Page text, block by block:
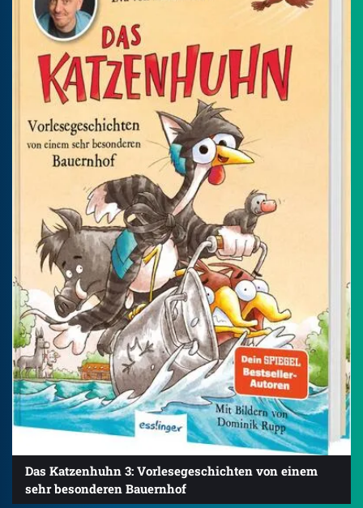
Das Katzenhuhn 3: Vorlesegeschichten von einem
sehr besonderen Bauernhof